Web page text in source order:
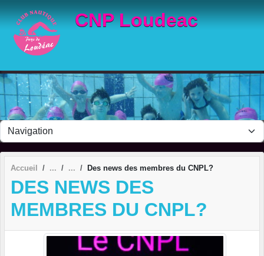
CNP Loudeac
Accueil Des news des membres du CNPL?
DES NEWS DES
MEMBRES DU CNPL?